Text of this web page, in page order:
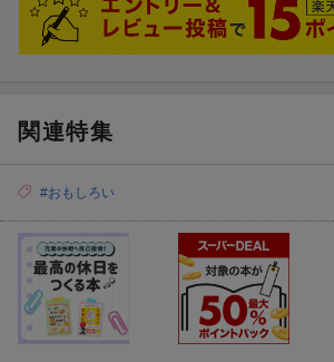
実際、1000円を超えるような内容の本でない
関連特集
#おもしろい